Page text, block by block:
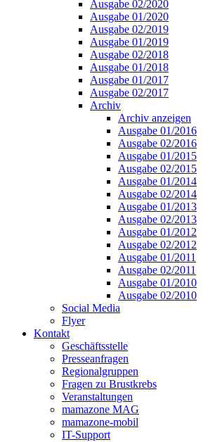
Ausgabe 02/2020
Ausgabe 01/2020
Ausgabe 02/2019
Ausgabe 01/2019
Ausgabe 02/2018
Ausgabe 01/2018
Ausgabe 01/2017
Ausgabe 02/2017
Archiv
Archiv anzeigen
Ausgabe 01/2016
Ausgabe 02/2016
Ausgabe 01/2015
Ausgabe 02/2015
Ausgabe 01/2014
Ausgabe 02/2014
Ausgabe 01/2013
Ausgabe 02/2013
Ausgabe 01/2012
Ausgabe 02/2012
Ausgabe 01/2011
Ausgabe 02/2011
Ausgabe 01/2010
Ausgabe 02/2010
Social Media
Flyer
Kontakt
Geschäftsstelle
Presseanfragen
Regionalgruppen
Fragen zu Brustkrebs
Veranstaltungen
mamazone MAG
mamazone-mobil
IT-Support